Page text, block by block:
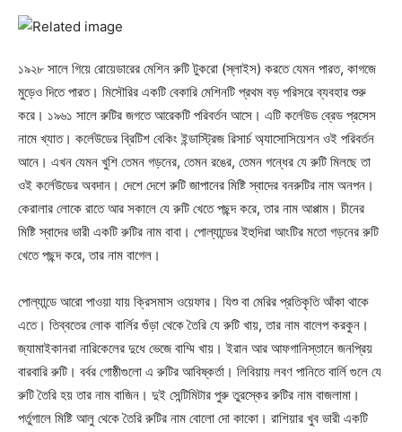
১৯২৮ সালে গিয়ে রোয়েডারের মেশিন রুটি টুকরো (স্লাইস) করতে যেমন পারত, কাগজে
মুড়েও দিতে পারত। মিসৌরির একটি বেকারি মেশিনটি প্রথম বড় পরিসরে ব্যবহার শুরু
করে। ১৯৬১ সালে রুটির জগতে আরেকটি পরিবর্তন আসে। এটি কর্লেউড ব্রেড প্রসেস
নামে খ্যাত। কর্লেউডের ব্রিটিশ বেকিং ইন্ডাস্ট্রিজ রিসার্চ অ্যাসোসিয়েশন ওই পরিবর্তন
আনে। এখন যেমন খুশি তেমন গড়নের, তেমন রঙের, তেমন গন্ধের যে রুটি মিলছে তা
ওই কর্লেউডের অবদান। দেশে দেশে রুটি জাপানের মিষ্টি স্বাদের বনরুটির নাম অনপন।
কেরালার লোকে রাতে আর সকালে যে রুটি খেতে পছন্দ করে, তার নাম আপ্পাম। চীনের
মিষ্টি স্বাদের ভারী একটি রুটির নাম বাবা। পোল্যান্ডের ইহুদিরা আংটির মতো গড়নের রুটি
খেতে পছন্দ করে, তার নাম বাগেল।
পোল্যান্ডে আরো পাওয়া যায় ক্রিসমাস ওয়েফার। যিশু বা মেরির প্রতিকৃতি আঁকা থাকে
এতে। তিব্বতের লোক বার্লির গুঁড়া থেকে তৈরি যে রুটি খায়, তার নাম বালেপ করকুন।
জ্যামাইকানরা নারিকেলের দুধে ভেজে বাম্মি খায়। ইরান আর আফগানিস্তানে জনপ্রিয়
বারবারি রুটি। বর্বর গোষ্ঠীগুলো এ রুটির আবিষ্কর্তা। লিবিয়ায় লবণ পানিতে বার্লি গুলে যে
রুটি তৈরি হয় তার নাম বাজিন। দুই সেন্টিমিটার পুরু তুরস্কের রুটির নাম বাজলামা।
পর্তুগালে মিষ্টি আলু থেকে তৈরি রুটির নাম বোলো দো কাকো। রাশিয়ার খুব ভারী একটি